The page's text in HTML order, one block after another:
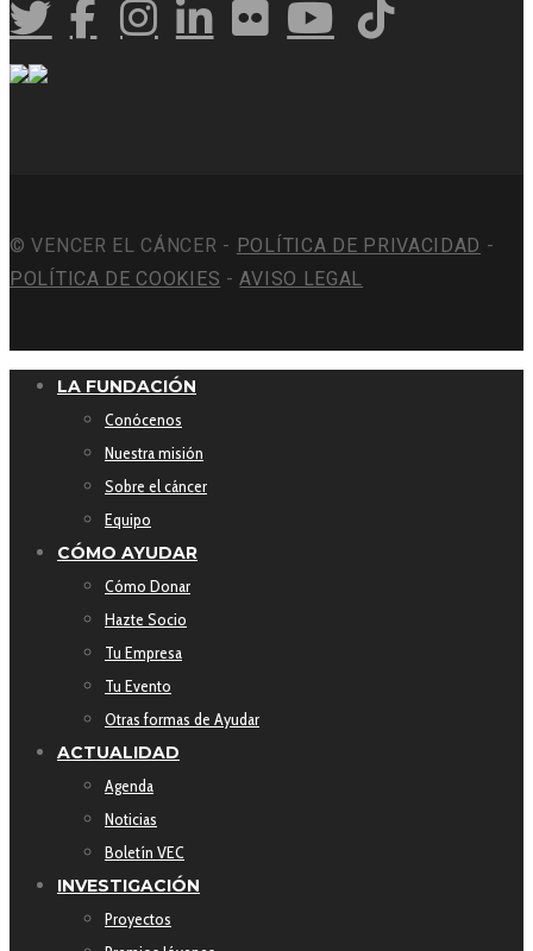
© VENCER EL CÁNCER - POLÍTICA DE PRIVACIDAD -
POLÍTICA DE COOKIES -AVISO LEGAL
LA FUNDACIÓN
Conócenos
Nuestra misión
Sobre el cáncer
Equipo
CÓMO AYUDAR
Cómo Donar
Hazte Socio
Tu Empresa
Tu Evento
Otras formas de Ayudar
ACTUALIDAD
Agenda
Noticias
Boletín VEC
INVESTIGACIÓN
Proyectos